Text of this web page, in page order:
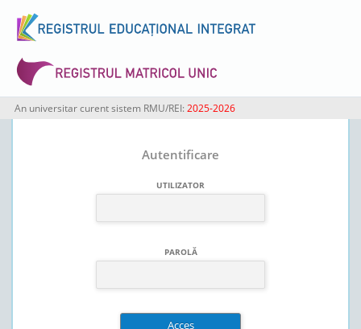
An universitar curent sistem RMU/REI: 2025-2026
Autentificare
UTILIZATOR
PAROLĂ